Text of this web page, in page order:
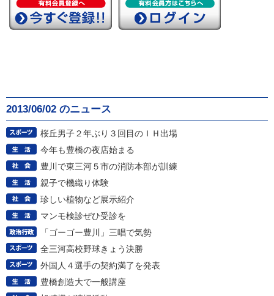
2013/06/02 のニュース
桜丘男子２年ぶり３回目のＩＨ出場
今年も豊橋の夜店始まる
豊川で東三河５市の消防本部が訓練
親子で機織り体験
珍しい植物など展示紹介
マンモ検診ぜひ受診を
「ゴーゴー豊川」三唱で気勢
全三河高校野球きょう決勝
外国人４選手の契約満了を発表
豊橋創造大で一般講座